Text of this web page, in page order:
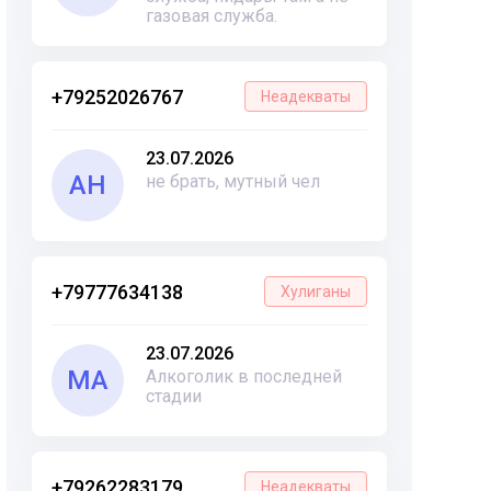
газовая служба.
+79252026767 Неадекваты
АН
23.07.2026
не брать, мутный чел
+79777634138 Хулиганы
МА
23.07.2026
Алкоголик в последней
стадии
Неадекваты